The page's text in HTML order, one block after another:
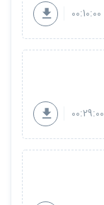
00:10:00
00:29:00